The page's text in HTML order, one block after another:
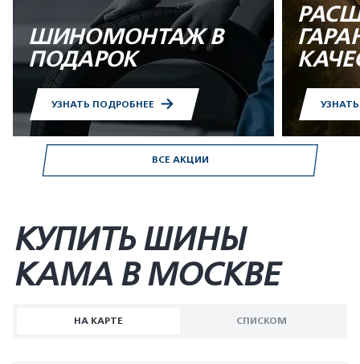
ВСЕ АКЦИИ
ШИНОМОНТАЖ В
ПОДАРОК
УЗНАТЬ ПОДРОБНЕЕ
КУПИТЬ ШИНЫ
KAMA В МОСКВЕ
НА КАРТЕ СПИСКОМ